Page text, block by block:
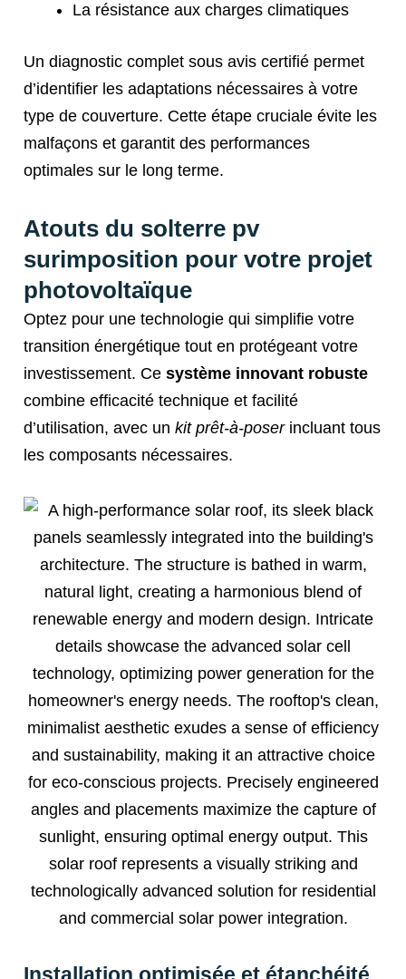
La résistance aux charges climatiques
Un diagnostic complet sous avis certifié permet
d’identifier les adaptations nécessaires à votre
type de couverture. Cette étape cruciale évite les
malfaçons et garantit des performances
optimales sur le long terme.
Atouts du solterre pv
surimposition pour votre projet
photovoltaïque
Optez pour une technologie qui simplifie votre
transition énergétique tout en protégeant votre
investissement. Cesystème innovant robuste
combine efficacité technique et facilité
d’utilisation, avec unkit prêt-à-poserincluant tous
les composants nécessaires.